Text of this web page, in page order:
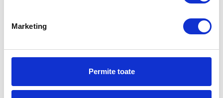
Marketing
Permite toate
ROMANIA FOR GOLD